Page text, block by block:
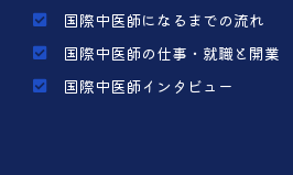
国際中医師になるまでの流れ
国際中医師の仕事・就職と開業
国際中医師インタビュー